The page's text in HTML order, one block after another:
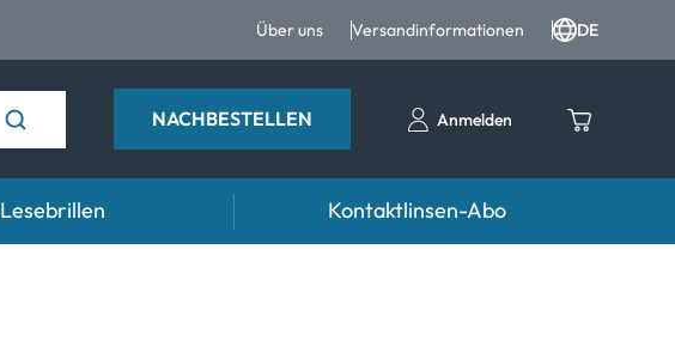
Über uns Versandinformationen DE
NACHBESTELLEN Anmelden
Lesebrillen Kontaktlinsen-Abo